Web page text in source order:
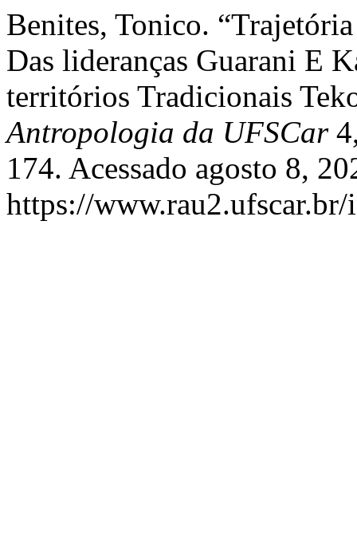
Benites, Tonico.
Das lideranças Guarani E
territórios Tradicionais
Antropologia da UFSCar
174. Acessado agosto 8,
https://